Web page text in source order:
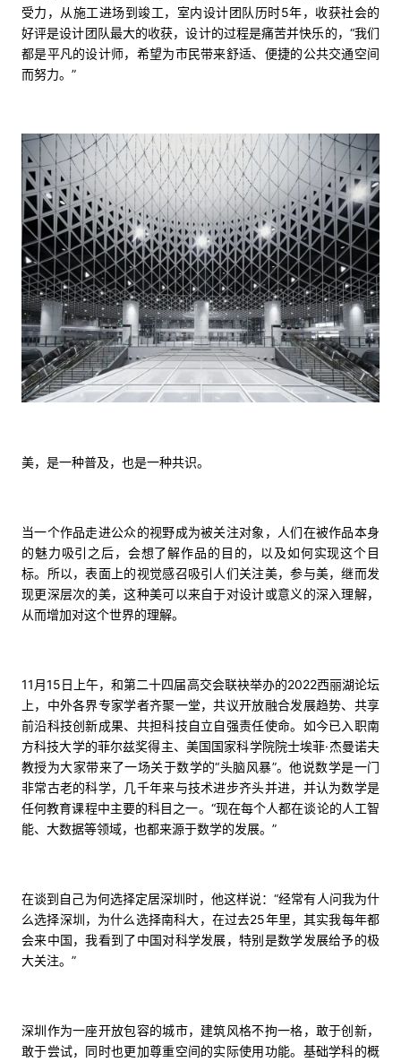
受力，从施工进场到竣工，室内设计团队历时5年，收获社会的
好评是设计团队最大的收获，设计的过程是痛苦并快乐的，“我们
都是平凡的设计师，希望为市民带来舒适、便捷的公共交通空间
而努力。”
美，是一种普及，也是一种共识。
当一个作品走进公众的视野成为被关注对象，人们在被作品本身
的魅力吸引之后，会想了解作品的目的，以及如何实现这个目
标。所以，表面上的视觉感召吸引人们关注美，参与美，继而发
现更深层次的美，这种美可以来自于对设计或意义的深入理解，
从而增加对这个世界的理解。
11月15日上午，和第二十四届高交会联袂举办的2022西丽湖论坛
上，中外各界专家学者齐聚一堂，共议开放融合发展趋势、共享
前沿科技创新成果、共担科技自立自强责任使命。如今已入职南
方科技大学的菲尔兹奖得主、美国国家科学院院士埃菲·杰曼诺夫
教授为大家带来了一场关于数学的“头脑风暴”。他说数学是一门
非常古老的科学，几千年来与技术进步齐头并进，并认为数学是
任何教育课程中主要的科目之一。“现在每个人都在谈论的人工智
能、大数据等领域，也都来源于数学的发展。”
在谈到自己为何选择定居深圳时，他这样说：“经常有人问我为什
么选择深圳，为什么选择南科大，在过去25年里，其实我每年都
会来中国，我看到了中国对科学发展，特别是数学发展给予的极
大关注。”
深圳作为一座开放包容的城市，建筑风格不拘一格，敢于创新，
敢于尝试，同时也更加尊重空间的实际使用功能。基础学科的概